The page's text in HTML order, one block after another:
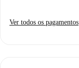
Ver todos os pagamentos